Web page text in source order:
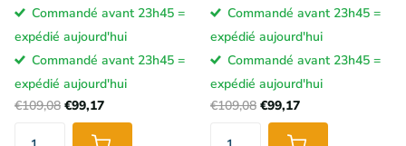
Commandé avant 23h45 =
expédié aujourd'hui
Commandé avant 23h45 =
expédié aujourd'hui
€109,08 €99,17
Commandé avant 23h45 =
expédié aujourd'hui
Commandé avant 23h45 =
expédié aujourd'hui
€109,08 €99,17